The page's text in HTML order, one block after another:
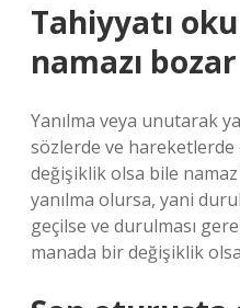
Tahiyyatı
namazı bozar
Yanılma veya unutarak
sözlerde ve
değişiklik olsa bile
yanılma olursa, yani
geçilse ve durulması
manada bir değişiklik